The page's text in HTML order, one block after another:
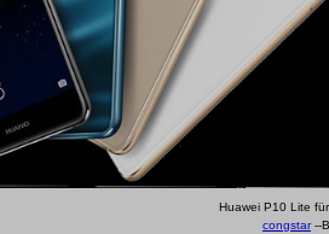
Huawei P10 Lite
congstar--